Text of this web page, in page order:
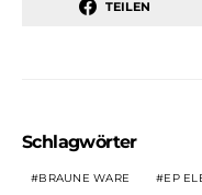
TEILEN
Schlagwörter
BRAUNE WARE EP